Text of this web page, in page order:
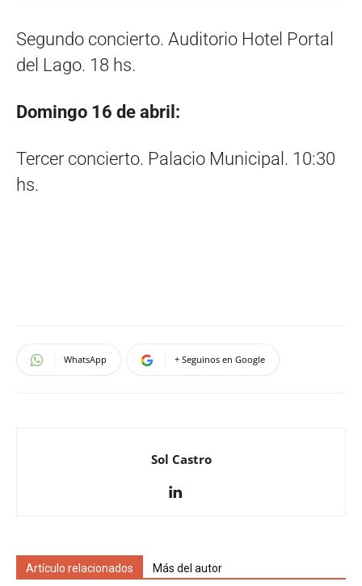
Segundo concierto. Auditorio Hotel Portal
del Lago. 18 hs.
Domingo 16 de abril:
Tercer concierto. Palacio Municipal. 10:30
hs.
WhatsApp + Seguinos en Google
Sol Castro
Artículo relacionados Más del autor